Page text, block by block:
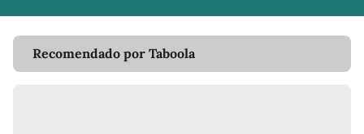
Recomendado por Taboola